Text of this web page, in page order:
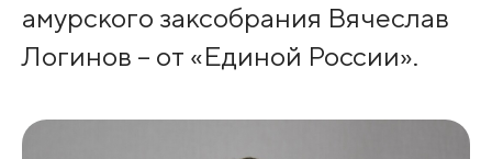
амурского заксобрания Вячеслав
Логинов – от «Единой России».